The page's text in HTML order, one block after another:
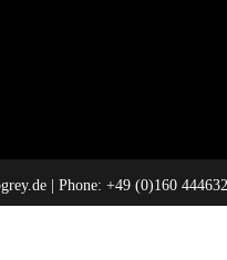
| Phone: +49 (0)160